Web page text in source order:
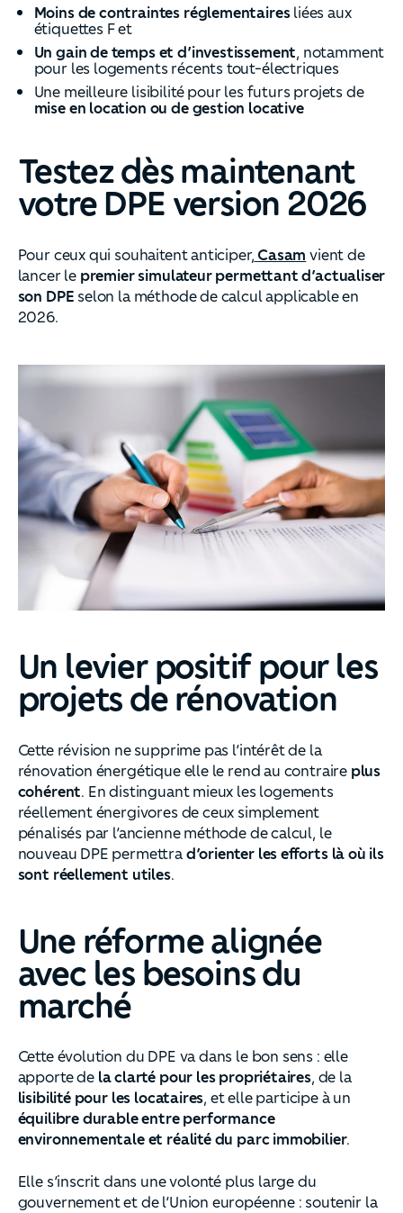
Moins de contraintes réglementairesliées aux
étiquettes F et
Un gain de temps et d’investissement, notamment
pour les logements récents tout-électriques
Une meilleure lisibilité pour les futurs projets de
mise en location ou de gestion locative
Testez dès maintenant
votre DPE version 2026
Pour ceux qui souhaitent anticiper, Casam vient de
lancer le premier simulateur permettant d’actualiser
son DPE selon la méthode de calcul applicable en
2026.
Un levier positif pour les
projets de rénovation
Cette révision ne supprime pas l’intérêt de la
rénovation énergétique elle le rend au contraire plus
cohérent. En distinguant mieux les logements
réellement énergivores de ceux simplement
pénalisés par l’ancienne méthode de calcul, le
nouveau DPE permettrad’orienter les efforts là où ils
sont réellement utiles.
Une réforme alignée
avec les besoins du
marché
Cette évolution du DPE va dans le bon sens : elle
apporte de la clarté pour les propriétaires, de la
lisibilité pour les locataires, et elle participe à un
équilibre durable entre performance
environnementale et réalité du parc immobilier.
Elle s’inscrit dans une volonté plus large du
gouvernement et de l’Union européenne : soutenir la